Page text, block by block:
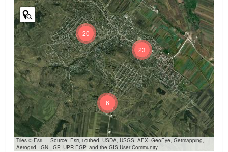
23
20
6
Tiles © Esri — Source: Esri, i-cubed, USDA, USGS, AEX, GeoEye, Getmapping,
Aerogrid, IGN, IGP, UPR-EGP, and the GIS User Community